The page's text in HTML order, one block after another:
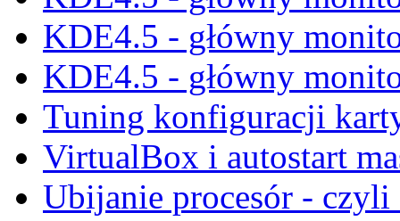
KDE4.5 - główny
KDE4.5 - główny
Tuning konfiguracji
VirtualBox i autostart
Ubijanie procesór -